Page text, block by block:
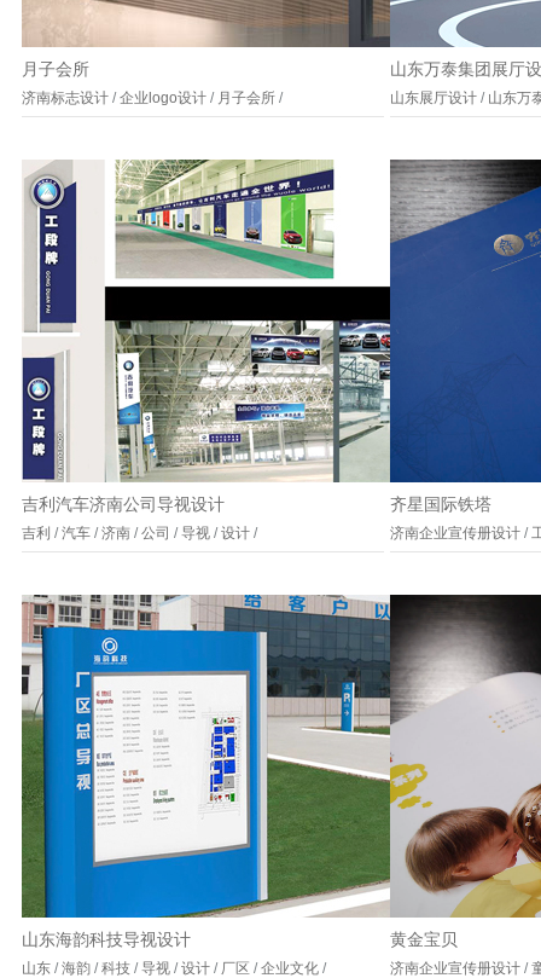
月子会所
济南标志设计 /企业logo设计 / 月子会所 /
山东万泰集团展厅
山东展厅设计 / 山东万
吉利汽车济南公司导视设计
吉利 /汽车 /济南 /公司 /导视 /设计 /
齐星国际铁塔
济南企业宣传册设计 /
山东海韵科技导视设计
山东 /海韵 /科技 /导视 /设计 / 厂区 /企业文化 /
黄金宝贝
济南企业宣传册设计 /